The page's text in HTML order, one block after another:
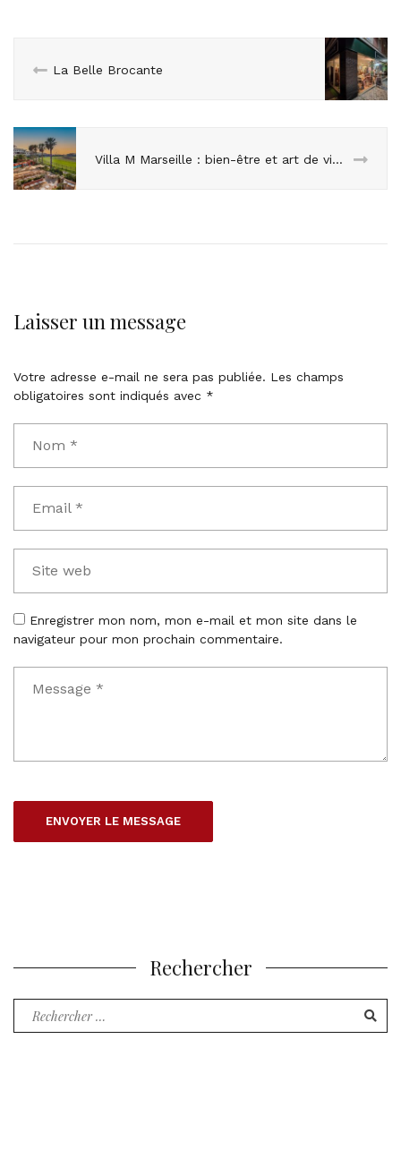
La Belle Brocante
Villa M Marseille : bien-être et art de vivre dans la douceur méditerranéenne
Laisser un message
Votre adresse e-mail ne sera pas publiée. Les champs
obligatoires sont indiqués avec *
Enregistrer mon nom, mon e-mail et mon site dans le
navigateur pour mon prochain commentaire.
Rechercher
Recherche